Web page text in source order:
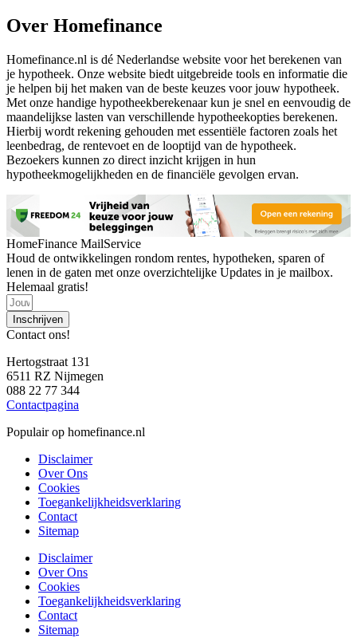
Over Homefinance
Homefinance.nl is dé Nederlandse website voor het berekenen van
je hypotheek. Onze website biedt uitgebreide tools en informatie die
je helpen bij het maken van de beste keuzes voor jouw hypotheek.
Met onze handige hypotheekberekenaar kun je snel en eenvoudig de
maandelijkse lasten van verschillende hypotheekopties berekenen.
Hierbij wordt rekening gehouden met essentiële factoren zoals het
leenbedrag, de rentevoet en de looptijd van de hypotheek.
Bezoekers kunnen zo direct inzicht krijgen in hun
hypotheekmogelijkheden en de financiële gevolgen ervan.
HomeFinance MailService
Houd de ontwikkelingen rondom rentes, hypotheken, sparen of
lenen in de gaten met onze overzichtelijke Updates in je mailbox.
Helemaal gratis!
Inschrijven
Contact ons!
Hertogstraat 131
6511 RZ Nijmegen
088 22 77 344
Contactpagina
Populair op homefinance.nl
Disclaimer
Over Ons
Cookies
Toegankelijkheidsverklaring
Contact
Sitemap
Disclaimer
Over Ons
Cookies
Toegankelijkheidsverklaring
Contact
Sitemap